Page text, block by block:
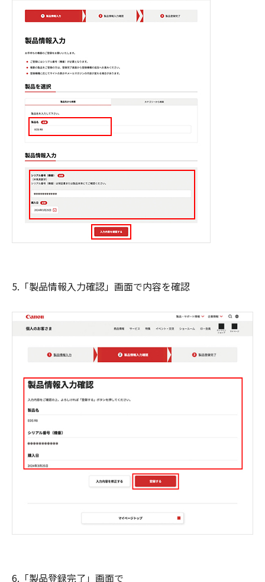
5.「製品情報入力確認」画面で内容を確認
6.「製品登録完了」画面で